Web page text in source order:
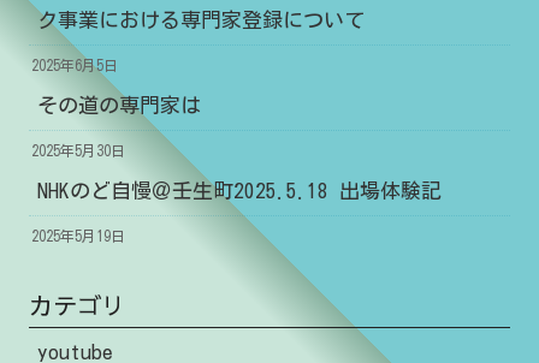
ク事業における専門家登録について
2025年6月5日
その道の専門家は
2025年5月30日
NHKのど自慢＠壬生町2025.5.18 出場体験記
2025年5月19日
カテゴリ
youtube